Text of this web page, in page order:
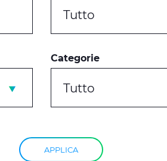
Tutto
Categorie
Tutto
APPLICA